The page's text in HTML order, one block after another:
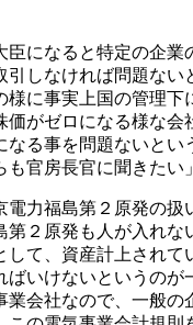
になると特定の企業
引しなければ問題ない
様に事実上国の管理下
価がゼロになる様な会
なる事を問題ないとい
官房長官に聞きたい
力福島第２原発の扱
第２原発も人が入れな
して、資産計上されて
ばいけないというのが
業会社なので、一般の